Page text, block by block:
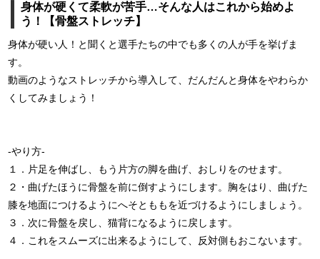
身体が硬くて柔軟が苦手…そんな人はこれから始めよ
う！【骨盤ストレッチ】
身体が硬い人！と聞くと選手たちの中でも多くの人が手を挙げま
す。
動画のようなストレッチから導入して、だんだんと身体をやわらか
くしてみましょう！
‐やり方‐
１．片足を伸ばし、もう片方の脚を曲げ、おしりをのせます。
２・曲げたほうに骨盤を前に倒すようにします。胸をはり、曲げた
膝を地面につけるようにへそとももを近づけるようにしましょう。
３．次に骨盤を戻し、猫背になるように戻します。
４．これをスムーズに出来るようにして、反対側もおこないます。